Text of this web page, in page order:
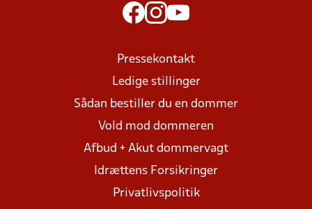
Pressekontakt
Ledige stillinger
Sådan bestiller du en dommer
Vold mod dommeren
Afbud + Akut dommervagt
Idrættens Forsikringer
Privatlivspolitik